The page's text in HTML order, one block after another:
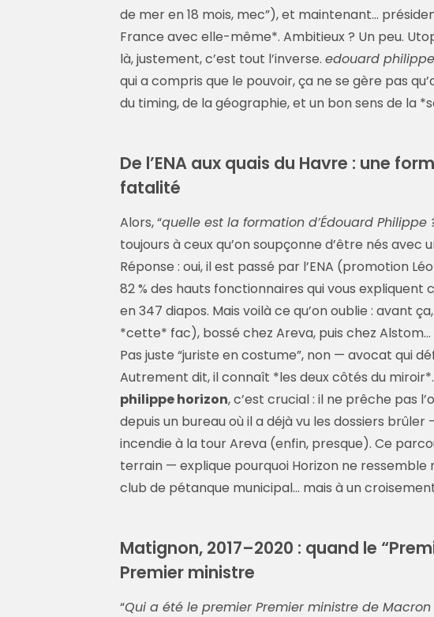
de mer en 18 mois, mec”), et maintenant…
France avec elle-même*. Ambitieux ? Un peu.
là, justement, c’est tout l’inverse. edouard
qui a compris que le pouvoir, ça ne se gère pas
du timing, de la géographie, et un bon sens de la
De l’ENA aux quais du Havre : une
fatalité
Alors, “quelle est la formation d’Édouard Philippe
toujours à ceux qu’on soupçonne d’être nés
Réponse : oui, il est passé par l’ENA (promotion
82 % des hauts fonctionnaires qui vous
en 347 diapos. Mais voilà ce qu’on oublie : avant
*cette* fac), bossé chez Areva, puis chez
Pas juste “juriste en costume”, non — avocat qui
Autrement dit, il connaît *les deux côtés du
philippe horizon, c’est crucial : il ne prêche pas
depuis un bureau où il a déjà vu les dossiers
incendie à la tour Areva (enfin, presque). Ce
terrain — explique pourquoi Horizon ne ressemble
club de pétanque municipal… mais à un
Matignon, 2017–2020 : quand le
Premier ministre
“Qui a été le premier Premier ministre de Macron